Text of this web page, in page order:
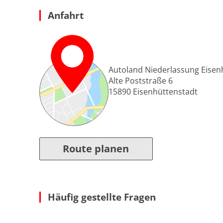
Anfahrt
Autoland Niederlassung
Alte Poststraße 6
15890 Eisenhüttenstadt
Route planen
Häufig gestellte Fragen